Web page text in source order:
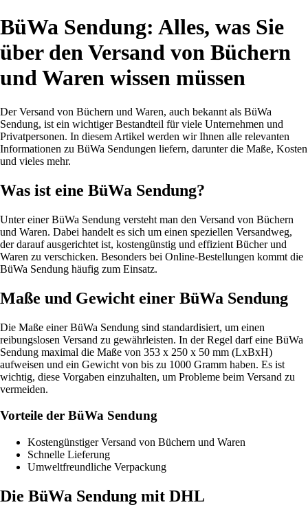
BüWa Sendung: Alles, was Sie
über den Versand von Büchern
und Waren wissen müssen
Der Versand von Büchern und Waren, auch bekannt als BüWa
Sendung, ist ein wichtiger Bestandteil für viele Unternehmen und
Privatpersonen. In diesem Artikel werden wir Ihnen alle relevanten
Informationen zu BüWa Sendungen liefern, darunter die Maße, Kosten
und vieles mehr.
Was ist eine BüWa Sendung?
Unter einer BüWa Sendung versteht man den Versand von Büchern
und Waren. Dabei handelt es sich um einen speziellen Versandweg,
der darauf ausgerichtet ist, kostengünstig und effizient Bücher und
Waren zu verschicken. Besonders bei Online-Bestellungen kommt die
BüWa Sendung häufig zum Einsatz.
Maße und Gewicht einer BüWa Sendung
Die Maße einer BüWa Sendung sind standardisiert, um einen
reibungslosen Versand zu gewährleisten. In der Regel darf eine BüWa
Sendung maximal die Maße von 353 x 250 x 50 mm (LxBxH)
aufweisen und ein Gewicht von bis zu 1000 Gramm haben. Es ist
wichtig, diese Vorgaben einzuhalten, um Probleme beim Versand zu
vermeiden.
Vorteile der BüWa Sendung
Kostengünstiger Versand von Büchern und Waren
Schnelle Lieferung
Umweltfreundliche Verpackung
Die BüWa Sendung mit DHL